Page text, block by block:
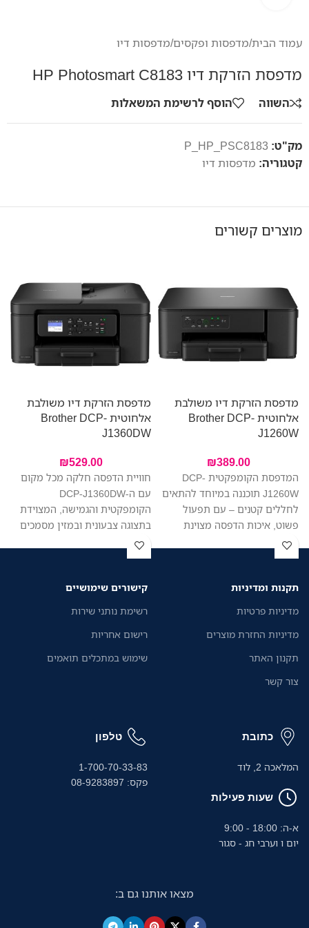
עמוד הבית/מדפסות ופקסים/מדפסות דיו
מדפסת הזרקת דיו HP Photosmart C8183
השווה הוסף לרשימת המשאלות
מק"ט: P_HP_PSC8183
קטגוריה: מדפסות דיו
מוצרים קשורים
מדפסת הזרקת דיו משולבת
אלחוטית Brother DCP-
J1260W
₪389.00
המדפסת הקומפקטית DCP-
J1260W תוכננה במיוחד להתאים
לחללים קטנים – עם תפעול
פשוט, איכות הדפסה מצוינת
ומחיר משתלם. הדפיסו, סרקו
והעתיקו בקלות – הכל ממכשיר
לכל בני הבית להדפיס בקלות
Mobile Connect החינמית.
מדפסת הזרקת דיו משולבת
אלחוטית Brother DCP-
J1360DW
₪529.00
חוויית הדפסה חלקה מכל מקום
עם ה-DCP-J1360DW
הקומפקטית והגמישה, המצוידת
בתצוגה צבעונית ובמזין מסמכים
אוטומטי לנוחות מקסימלית.
הדפסה, סריקה והעתקה בקלות
מספר דפים ברצף. החיבור
מהמכשירים הניידים שלהם
תקנות ומדיניות
מדיניות פרטיות
מדיניות החזרת מוצרים
תקנון האתר
צור קשר
קישורים שימושיים
רשימת נותני שירות
רישום אחריות
שימוש במתכלים תואמים
כתובת
המלאכה 2, לוד
שעות פעילות
א-ה: 18:00 - 9:00
יום ו וערבי חג - סגור
טלפון
1-700-70-33-83
פקס: 08-9283897
מצאו אותנו גם ב: